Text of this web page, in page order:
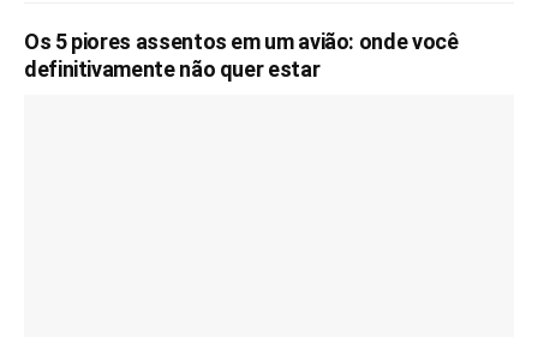
Os 5 piores assentos em um avião: onde você
definitivamente não quer estar